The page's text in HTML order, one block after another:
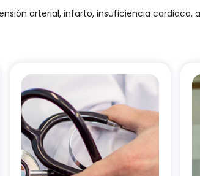
arterial, infarto, insuficiencia